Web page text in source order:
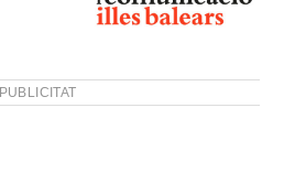
PUBLICITAT